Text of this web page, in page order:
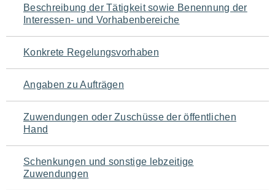
den
Seiteninhalt
Beschreibung der Tätigkeit sowie Benennung der
Interessen- und Vorhabenbereiche
Konkrete Regelungsvorhaben
Angaben zu Aufträgen
Zuwendungen oder Zuschüsse der öffentlichen
Hand
Schenkungen und sonstige lebzeitige
Zuwendungen